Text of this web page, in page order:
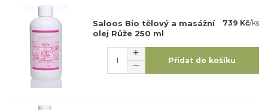
Saloos Bio tělový a masážní
olej Růže 250 ml
739 Kč/ks
Přidat do košíku